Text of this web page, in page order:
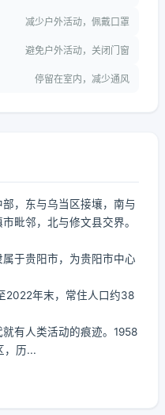
减少户外活动，佩戴口罩
避免户外活动，关闭门窗
停留在室内，减少通风
，东与乌当区接壤，南与
毗邻，北与修文县交界。
于贵阳市，为贵阳市中心
2022年末，常住人口约38
有人类活动的痕迹。1958
，历...